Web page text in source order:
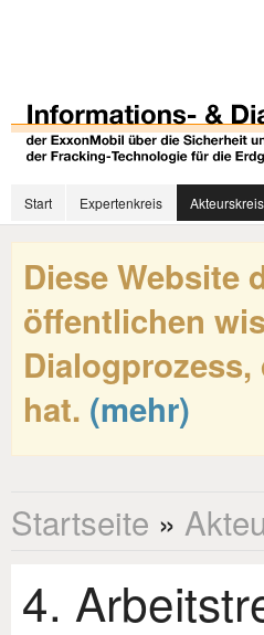
Start Expertenkreis Akteurskreis
Diese Website
öffentlichen
hat. (mehr)
Startseite »
4.